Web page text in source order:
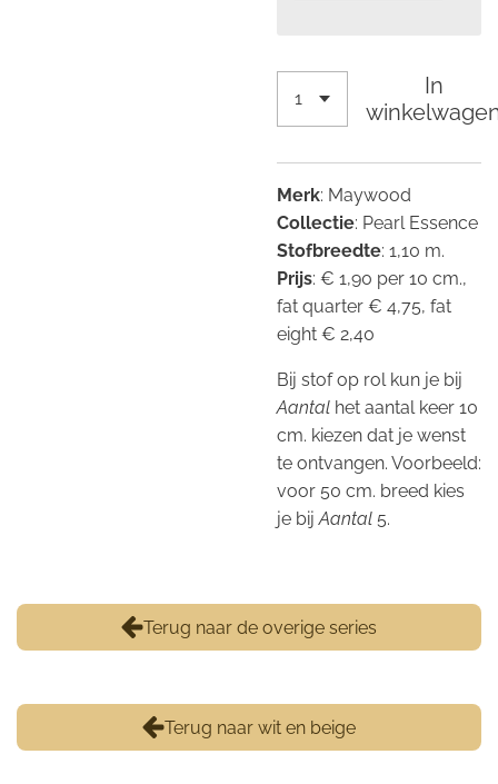
In
Merk: Maywood
Collectie: Pearl Essence
Stofbreedte: 1,10 m.
Prijs: € 1,90 per 10 cm.,
fat quarter € 4,75, fat
eight € 2,40
Bij stof op rol kun je bij
Aantal het aantal keer 10
cm. kiezen dat je wenst
te ontvangen. Voorbeeld:
voor 50 cm. breed kies
je bijAantal 5.
Terug naar de overige series
Terug naar wit en beige